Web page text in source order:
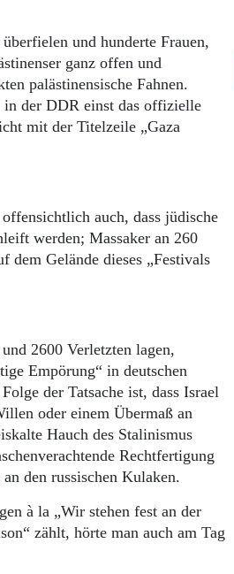
und hunderte Frauen,
ganz offen und
palästinensische Fahnen.
in der DDR einst das offizielle
mit der Titelzeile „Gaza
auch, dass jüdische
werden; Massaker an 260
Gelände dieses „Festivals
2600 Verletzten lagen,
Empörung“ in deutschen
der Tatsache ist, dass Israel
oder einem Übermaß an
Hauch des Stalinismus
Rechtfertigung
den russischen Kulaken.
à la „Wir stehen fest an der
zählt, hörte man auch am Tag